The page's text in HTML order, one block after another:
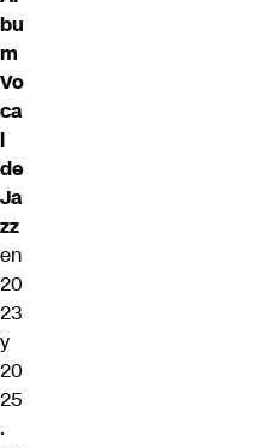
bu
m
Vo
ca
l
de
Ja
zz
en
20
23
y
20
25
.